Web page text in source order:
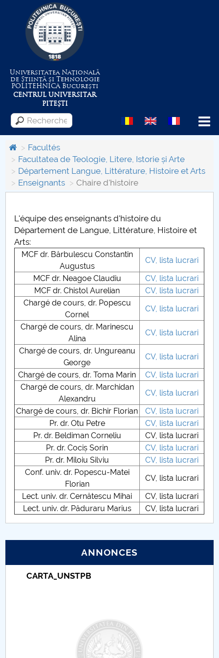
Universitatea Națională
de Știință și Tehnologie
POLITEHNICABucurești
CENTRUL UNIVERSITAR
PITEȘTI
Menu
Despre Universitate
Centrul de Management al Proiectelor
Conseil d'administration
Nr. de telefon si adrese Facultăți
Informations sur l'admission
Români de pretutindeni - ADMITERE
Sénat universitaire
STUDENTI CUP
Ghiduri pentru STUDENȚI
Relations publiques
Relations Internationales
Proiect (PRIM STUD)
Proiect SU-ETIC
Université pour la communauté
Études doctorales
Accesibilitate pentru studenții cu dizabilități
Facultés
Facultatea de Teologie, Litere, Istorie și Arte
Département Langue, Littérature, Histoire et Arts
Enseignants
Chaire d'histoire
L'équipe des enseignants d'histoire du
Département de Langue, Littérature, Histoire et
Arts:
MCF dr. Bărbulescu Constantin
Augustus
CV, lista lucrari
MCF dr. Neagoe Claudiu
CV, lista lucrari
MCF dr. Chistol Aurelian
CV, lista lucrari
Chargé de cours, dr. Popescu
Cornel
CV, lista lucrari
Chargé de cours, dr. Marinescu
Alina
CV, lista lucrari
Chargé de cours, dr. Ungureanu
George
CV, lista lucrari
Chargé de cours, dr. Toma Marin
CV, lista lucrari
Chargé de cours, dr. Marchidan
Alexandru
CV, lista lucrari
Chargé de cours, dr. Bichir Florian
CV, lista lucrari
Pr. dr. Otu Petre
CV, lista lucrari
Pr. dr. Beldiman Corneliu
CV, lista lucrari
Pr. dr. Cociș Sorin
CV, lista lucrari
Pr. dr. Miloiu Silviu
CV, lista lucrari
Conf. univ. dr. Popescu-Matei
Florian
CV, lista lucrari
Lect. univ. dr. Cernătescu Mihai
CV, lista lucrari
Lect. univ. dr. Păduraru Marius
CV, lista lucrari
ANNONCES
CARTA_UNSTPB